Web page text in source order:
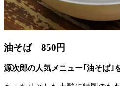
油そば 850円
源次郎の人気メニュー｢油そば｣